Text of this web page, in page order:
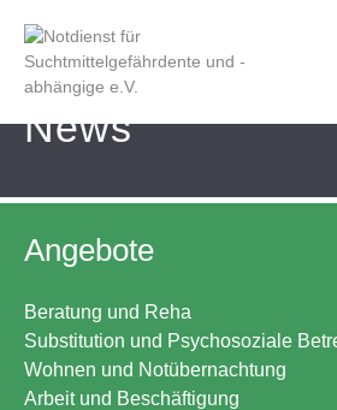
News
Angebote
Beratung und Reha
Substitution und Psychosoziale
Wohnen und Notübernachtung
Arbeit und Beschäftigung